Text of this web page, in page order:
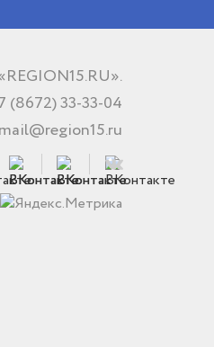
(8672) 33-33-04
mail@region15.ru